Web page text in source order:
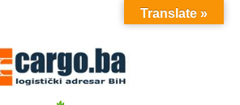
MENU
Translate »